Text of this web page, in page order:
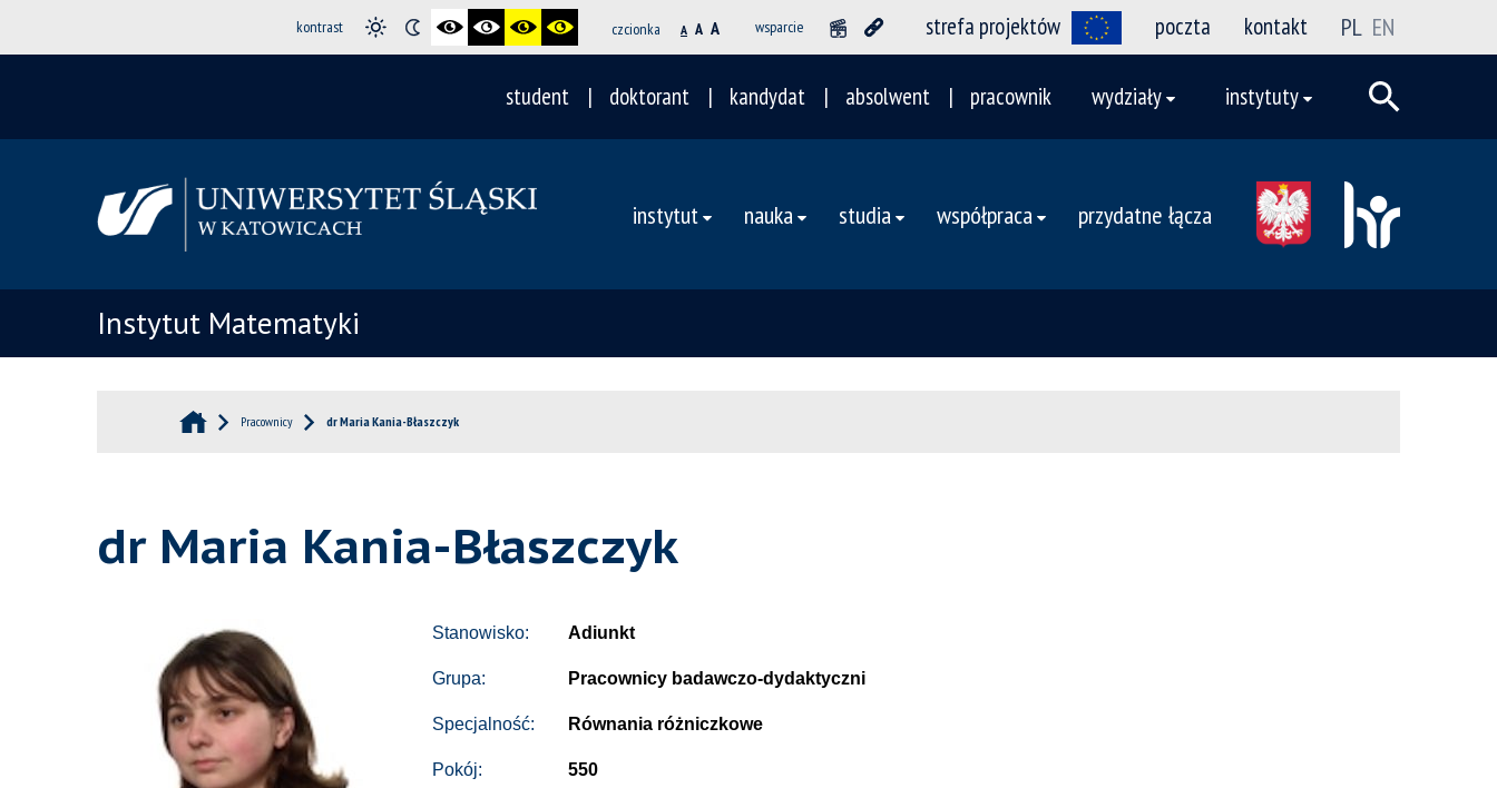
kontrast czcionka A A A wsparcie strefa projektów poczta kontakt PL EN
student doktorant kandydat absolwent pracownik wydziały instytuty
instytut nauka studia współpraca przydatne łącza
Instytut Matematyki
Pracownicy dr Maria Kania-Błaszczyk
dr Maria Kania-Błaszczyk
Stanowisko:
Grupa:
Specjalność:
Pokój:
Adiunkt
Pracownicy badawczo-dydaktyczni
Równania różniczkowe
550